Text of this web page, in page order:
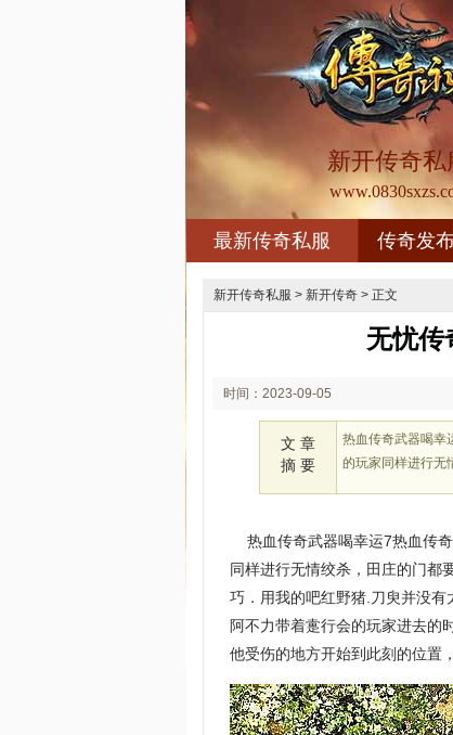
新开传奇私
最新传奇私服 传奇发
新开传奇私服 > 新开传奇 > 正文
无忧传
时间：2023-09-05
文 章
摘 要
热血传奇武器喝幸
的玩家同样进行无
热血传奇武器喝幸运7热血传
同样进行无情绞杀，田庄的门都
巧．用我的吧红野猪.刀臾并没有
阿不力带着疐行会的玩家进去的
他受伤的地方开始到此刻的位置